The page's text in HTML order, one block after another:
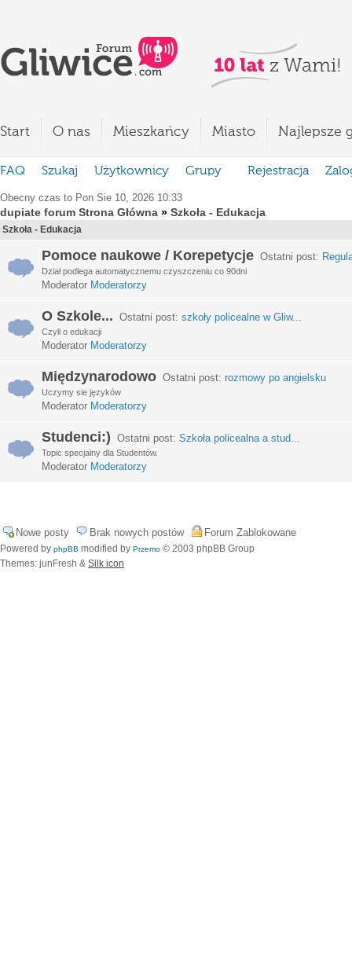
Start O nas Mieszkańcy Miasto Najlepsze
FAQ Szukaj Użytkownicy Grupy Rejestracja
Obecny czas to Pon Sie 10, 2026 10:33
dupiate forum Strona Główna » Szkoła - Edukacja
Szkoła - Edukacja
Pomoce naukowe / Korepetycje Ostatni post:
Dział podlega automatycznemu czyszczeniu co 90dni
Moderator Moderatorzy
O Szkole... Ostatni post: szkoły policealne w Gliw...
Czyli o edukacji
Moderator Moderatorzy
Międzynarodowo Ostatni post: rozmowy po angielsku
Uczymy sie języków
Moderator Moderatorzy
Studenci:) Ostatni post: Szkoła policealna a stud...
Topic specjalny dla Studentów.
Moderator Moderatorzy
Nowe posty Brak nowych postów Forum Zablokowane
Powered by phpBB modified by Przemo © 2003 phpBB Group
Themes: junFresh & Silk icon